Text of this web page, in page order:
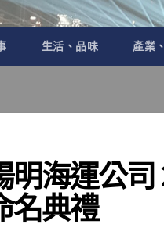
生活、品味 產業
明海運公
名典禮